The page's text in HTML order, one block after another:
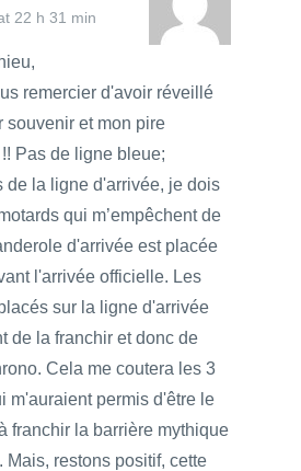
22 h 31 min
remercier d'avoir réveillé
souvenir et mon pire
Pas de ligne bleue;
de la ligne d'arrivée, je dois
qui m’empêchent de
d'arrivée est placée
l'arrivée officielle. Les
sur la ligne d'arrivée
de la franchir et donc de
Cela me coutera les 3
m'auraient permis d'être le
franchir la barrière mythique
Mais, restons positif, cette